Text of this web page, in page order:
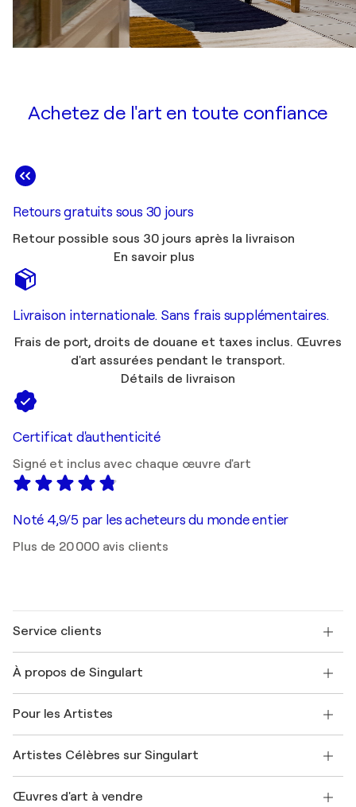
Achetez de l'art en toute confiance
Retours gratuits sous 30 jours
Retour possible sous 30 jours après la livraison
En savoir plus
Livraison internationale. Sans frais supplémentaires.
Frais de port, droits de douane et taxes inclus. Œuvres
d'art assurées pendant le transport.
Détails de livraison
Certificat d'authenticité
Signé et inclus avec chaque œuvre d'art
Noté 4,9/5 par les acheteurs du monde entier
Plus de 20 000 avis clients
Service clients
Expédition
Offrir une carte cadeau
Rejoignez notre programme commercial
Mon compte
+33 1 76 44 06 42
À propos de Singulart
FAQ
Magazine Singulart
Emplois
Découvrez une sélection d'art original
Pour les Artistes
Se connecter en tant qu'Artiste
Artistes Célèbres sur Singulart
Marc Chagall
Œuvres d'art à vendre